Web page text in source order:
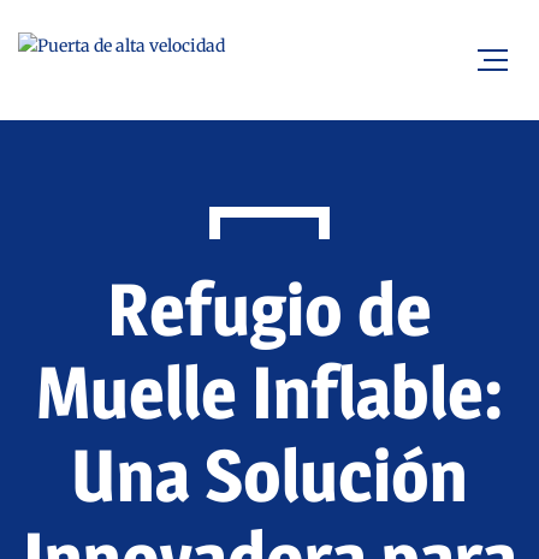
Refugio de
Muelle Inflable:
Una Solución